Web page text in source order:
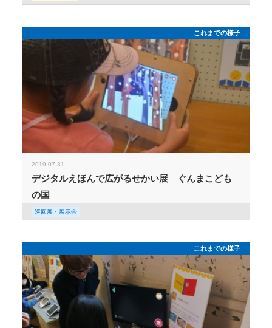
これまでの様子
2019.07.31
デジタルえほんで広がるせかい展 ぐんまこども
の国
巡回展・展示会
これまでの様子